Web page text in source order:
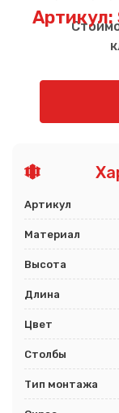
Артикул:
Артикул
Материал
Высота
Длина
Цвет
Столбы
Тип монтажа